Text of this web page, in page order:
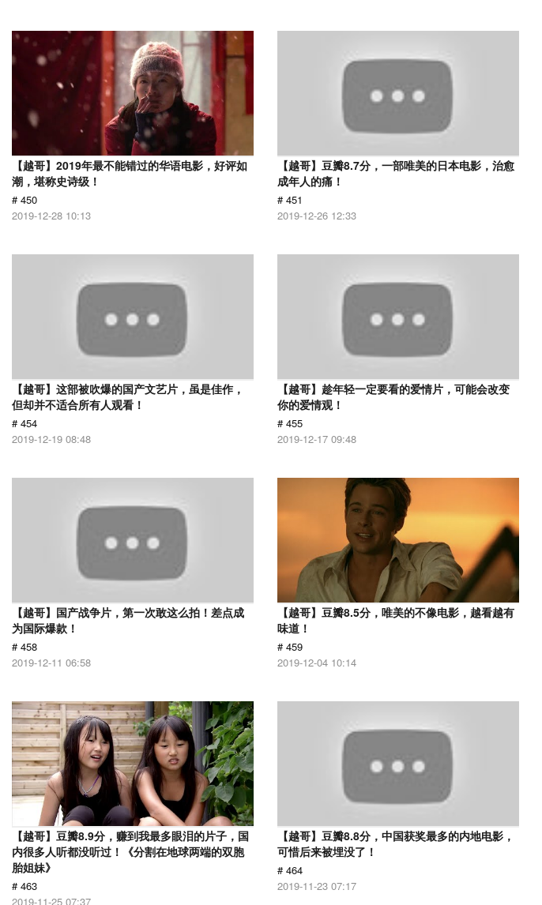
【越哥】2019年最不能错过的华语电影，好评如
潮，堪称史诗级！
# 450
2019-12-28 10:13
【越哥】豆瓣8.7分，一部唯美的日本电影，治愈
成年人的痛！
# 451
2019-12-26 12:33
【越哥】这部被吹爆的国产文艺片，虽是佳作，
但却并不适合所有人观看！
# 454
2019-12-19 08:48
【越哥】趁年轻一定要看的爱情片，可能会改变
你的爱情观！
# 455
2019-12-17 09:48
【越哥】国产战争片，第一次敢这么拍！差点成
为国际爆款！
# 458
2019-12-11 06:58
【越哥】豆瓣8.5分，唯美的不像电影，越看越有
味道！
# 459
2019-12-04 10:14
【越哥】豆瓣8.9分，赚到我最多眼泪的片子，国
内很多人听都没听过！《分割在地球两端的双胞
胎姐妹》
# 463
2019-11-25 07:37
【越哥】豆瓣8.8分，中国获奖最多的内地电影，
可惜后来被埋没了！
# 464
2019-11-23 07:17